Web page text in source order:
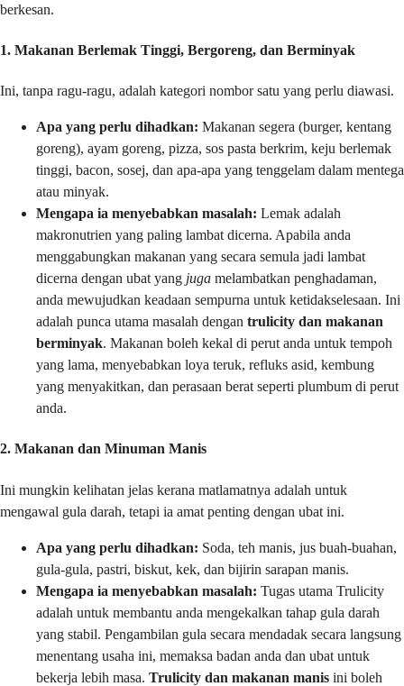
berkesan.
1. Makanan Berlemak Tinggi, Bergoreng, dan Berminyak
Ini, tanpa ragu-ragu, adalah kategori nombor satu yang perlu diawasi.
Apa yang perlu dihadkan: Makanan segera (burger, kentang
goreng), ayam goreng, pizza, sos pasta berkrim, keju berlemak
tinggi, bacon, sosej, dan apa-apa yang tenggelam dalam mentega
atau minyak.
Mengapa ia menyebabkan masalah: Lemak adalah
makronutrien yang paling lambat dicerna. Apabila anda
menggabungkan makanan yang secara semula jadi lambat
dicerna dengan ubat yang juga melambatkan penghadaman,
anda mewujudkan keadaan sempurna untuk ketidakselesaan. Ini
adalah punca utama masalah dengan trulicity dan makanan
berminyak. Makanan boleh kekal di perut anda untuk tempoh
yang lama, menyebabkan loya teruk, refluks asid, kembung
yang menyakitkan, dan perasaan berat seperti plumbum di perut
anda.
2. Makanan dan Minuman Manis
Ini mungkin kelihatan jelas kerana matlamatnya adalah untuk
mengawal gula darah, tetapi ia amat penting dengan ubat ini.
Apa yang perlu dihadkan: Soda, teh manis, jus buah-buahan,
gula-gula, pastri, biskut, kek, dan bijirin sarapan manis.
Mengapa ia menyebabkan masalah: Tugas utama Trulicity
adalah untuk membantu anda mengekalkan tahap gula darah
yang stabil. Pengambilan gula secara mendadak secara langsung
menentang usaha ini, memaksa badan anda dan ubat untuk
bekerja lebih masa. Trulicity dan makanan manis ini boleh